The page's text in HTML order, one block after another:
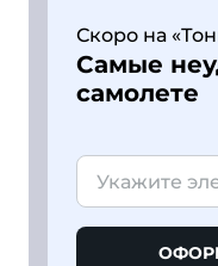
Скоро на
Самые
самолете